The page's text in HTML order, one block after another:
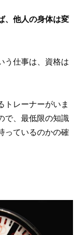
、他人の身体は変
う仕事は、資格は
トレーナーがいま
で、最低限の知識
っているのかの確